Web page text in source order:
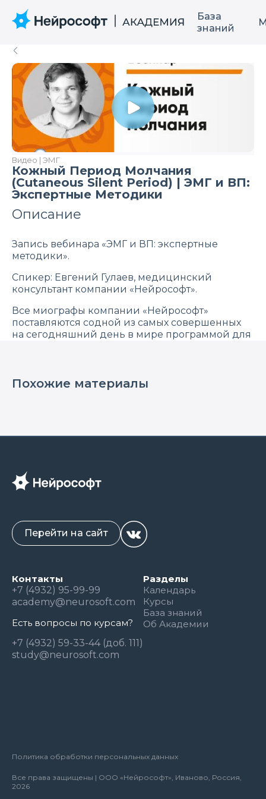
База
знаний
Видео | ЭМГ
Кожный Период Молчания
(Cutaneous Silent Period) | ЭМГ и ВП:
Экспертные Методики
Описание
Запись вебинара «ЭМГ и ВП: экспертные
методики».
Спикер: Евгений Гулаев, медицинский
консультант компании «Нейрософт».
Все миографы компании «Нейрософт»
поставляются содной из самых совершенных
на сегодняшний день в мире программой для
исследования ВП мозга Нейрософт на сайте.
Похожие материалы
Контакты
+7 (4932) 95-99-99
academy@neurosoft.com
Есть вопросы по курсам?
+7 (4932) 59-33-44 (доб. 111)
study@neurosoft.com
Разделы
Календарь
Курсы
База знаний
Об Академии
Перейти на сайт
Все права защищены | ООО «Нейрософт», Иваново, Россия,
2026
Политика обработки персональных данных